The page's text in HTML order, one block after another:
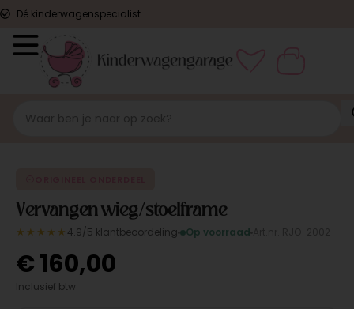
Dé kinderwagenspecialist
Vervangen wieg/stoelframe
★★★★★ 4.9/5 klantbeoordeling Op voorraad
€160,00
Inclusief btw